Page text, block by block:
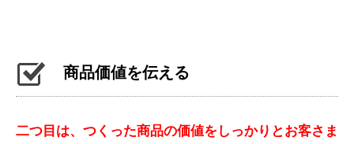
商品価値を伝える
二つ目は、つくった商品の価値をしっかりとお客さま